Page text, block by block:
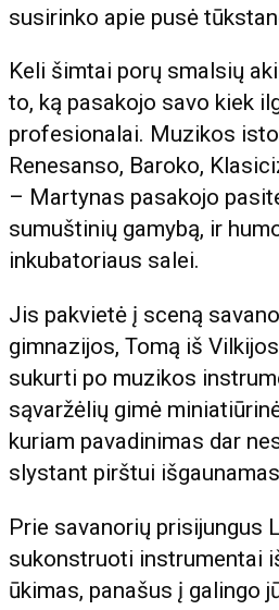
susirinko apie pusė
Keli šimtai porų smalsių
to, ką pasakojo savo kiek
profesionalai. Muzikos
Renesanso, Baroko,
– Martynas pasakojo
sumuštinių gamybą, ir
inkubatoriaus salei.
Jis pakvietė į sceną
gimnazijos, Tomą iš
sukurti po muzikos
sąvaržėlių gimė
kuriam pavadinimas dar
slystant pirštui
Prie savanorių prisijungus
sukonstruoti instrumentai
ūkimas, panašus į